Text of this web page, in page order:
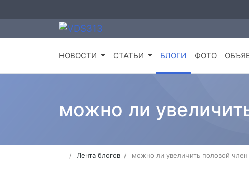
НОВОСТИ СТАТЬИ БЛОГИ ФОТО
можно ли
Лента блогов можно ли увеличить половой